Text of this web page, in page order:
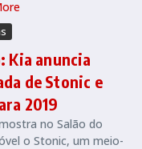
Kia anuncia
de Stonic e
2019
no Salão do
o Stonic, um meio-